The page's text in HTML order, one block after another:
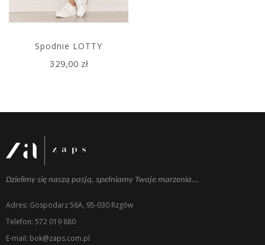
Spodnie LOTTY
329,00 zł
Dzielimy się naszą pasją, spełniamy Twoje marzenia...
Adres: Gospodarz 56A, 95-030 Rzgów
Telefon: 572 019 880
E-mail: bok@zaps.com.pl